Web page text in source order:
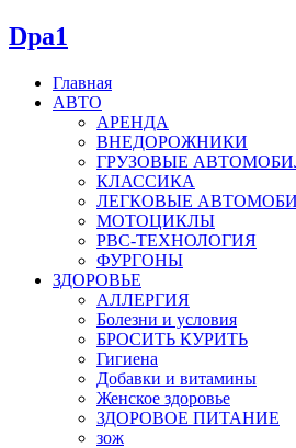
Dpa1
Главная
АВТО
АРЕНДА
ВНЕДОРОЖНИКИ
ГРУЗОВЫЕ
КЛАССИКА
ЛЕГКОВЫЕ
МОТОЦИКЛЫ
РВС-ТЕХНОЛОГИЯ
ФУРГОНЫ
ЗДОРОВЬЕ
АЛЛЕРГИЯ
Болезни и условия
БРОСИТЬ КУРИТЬ
Гигиена
Добавки и витамины
Женское здоровье
ЗДОРОВОЕ ПИТАНИЕ
зож